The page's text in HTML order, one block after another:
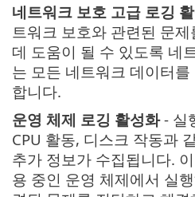
네트워크 보호 고급 로깅
트워크 보호와 관련된 문
데 도움이 될 수 있도록 네
는 모든 네트워크 데이터를
합니다.
운영 체제 로깅 활성화- 실
CPU 활동, 디스크 작동과
추가 정보가 수집됩니다.
용 중인 운영 체제에서 실